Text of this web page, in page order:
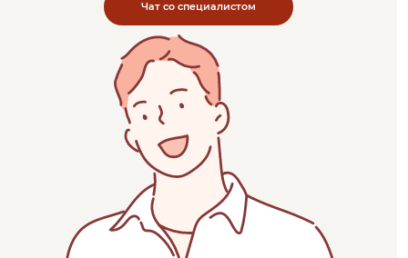
Чат со специалистом